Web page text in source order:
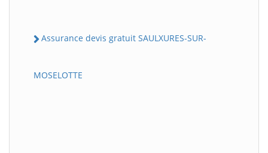
Assurance devis gratuit SAULXURES-SUR-
MOSELOTTE